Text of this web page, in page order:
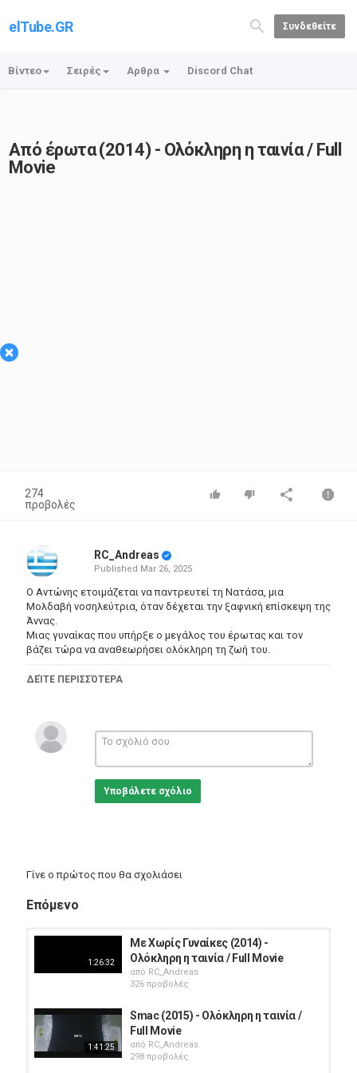
elTube.GR Συνδεθείτε
Βίντεο Σειρές Αρθρα Discord Chat
Από έρωτα (2014) - Ολόκληρη η ταινία / Full
Movie
×
274
προβολές
RC_Andreas
Published Mar 26, 2025
Ο Αντώνης ετοιμάζεται να παντρευτεί τη Νατάσα, μια
Μολδαβή νοσηλεύτρια, όταν δέχεται την ξαφνική επίσκεψη της
Άννας.
Μιας γυναίκας που υπήρξε ο μεγάλος του έρωτας και τον
βάζει τώρα να αναθεωρήσει ολόκληρη τη ζωή του.
ΔΕΊΤΕ ΠΕΡΙΣΣΌΤΕΡΑ
Υποβάλετε σχόλιο
Γίνε ο πρώτος που θα σχολιάσει
Επόμενο
1:26:32
Με Χωρίς Γυναίκες (2014) -
Ολόκληρη η ταινία / Full Movie
από RC_Andreas
326 προβολές
1:41:25
Smac (2015) - Ολόκληρη η ταινία /
Full Movie
από RC_Andreas
298 προβολές